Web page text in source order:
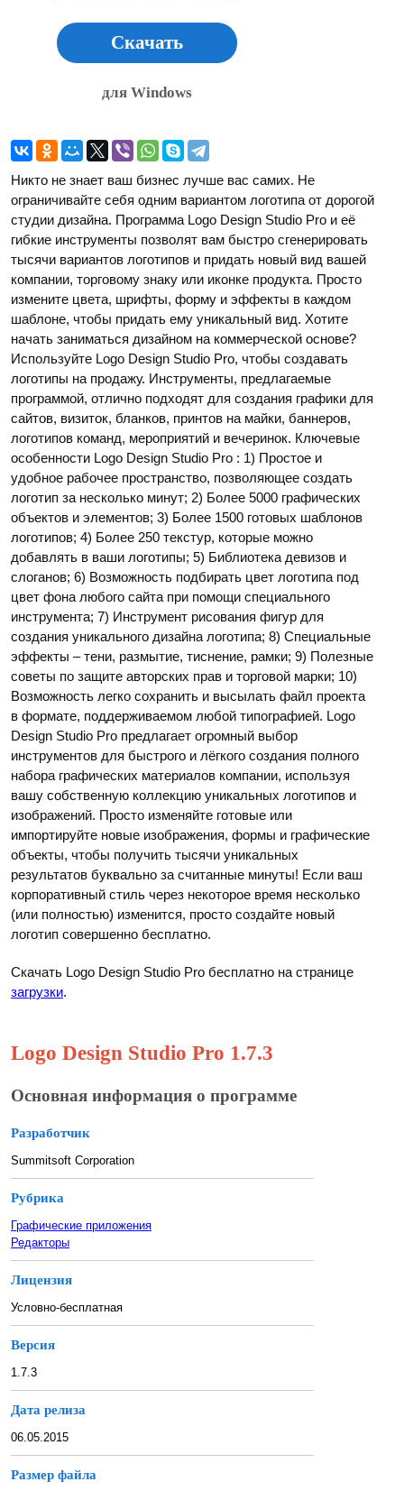
Скачать
для Windows
Никто не знает ваш бизнес лучше вас самих. Не
ограничивайте себя одним вариантом логотипа от дорогой
студии дизайна. Программа Logo Design Studio Pro и её
гибкие инструменты позволят вам быстро сгенерировать
тысячи вариантов логотипов и придать новый вид вашей
компании, торговому знаку или иконке продукта. Просто
измените цвета, шрифты, форму и эффекты в каждом
шаблоне, чтобы придать ему уникальный вид. Хотите
начать заниматься дизайном на коммерческой основе?
Используйте Logo Design Studio Pro, чтобы создавать
логотипы на продажу. Инструменты, предлагаемые
программой, отлично подходят для создания графики для
сайтов, визиток, бланков, принтов на майки, баннеров,
логотипов команд, мероприятий и вечеринок. Ключевые
особенности Logo Design Studio Pro : 1) Простое и
удобное рабочее пространство, позволяющее создать
логотип за несколько минут; 2) Более 5000 графических
объектов и элементов; 3) Более 1500 готовых шаблонов
логотипов; 4) Более 250 текстур, которые можно
добавлять в ваши логотипы; 5) Библиотека девизов и
слоганов; 6) Возможность подбирать цвет логотипа под
цвет фона любого сайта при помощи специального
инструмента; 7) Инструмент рисования фигур для
создания уникального дизайна логотипа; 8) Специальные
эффекты – тени, размытие, тиснение, рамки; 9) Полезные
советы по защите авторских прав и торговой марки; 10)
Возможность легко сохранить и высылать файл проекта
в формате, поддерживаемом любой типографией. Logo
Design Studio Pro предлагает огромный выбор
инструментов для быстрого и лёгкого создания полного
набора графических материалов компании, используя
вашу собственную коллекцию уникальных логотипов и
изображений. Просто изменяйте готовые или
импортируйте новые изображения, формы и графические
объекты, чтобы получить тысячи уникальных
результатов буквально за считанные минуты! Если ваш
корпоративный стиль через некоторое время несколько
(или полностью) изменится, просто создайте новый
логотип совершенно бесплатно.
Скачать Logo Design Studio Pro бесплатно на странице
загрузки.
Logo Design Studio Pro 1.7.3
Основная информация о программе
Разработчик
Summitsoft Corporation
Рубрика
Графические приложения
Редакторы
Лицензия
Условно-бесплатная
Версия
1.7.3
Дата релиза
06.05.2015
Размер файла